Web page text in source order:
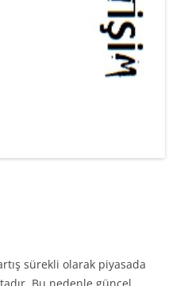
sürekli olarak piyasada